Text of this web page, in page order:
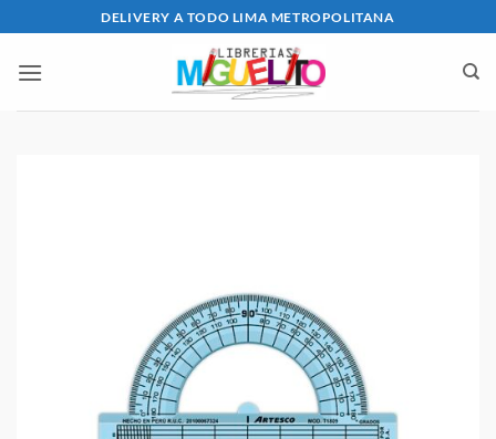
al
contenido
DELIVERY A TODO LIMA METROPOLITANA